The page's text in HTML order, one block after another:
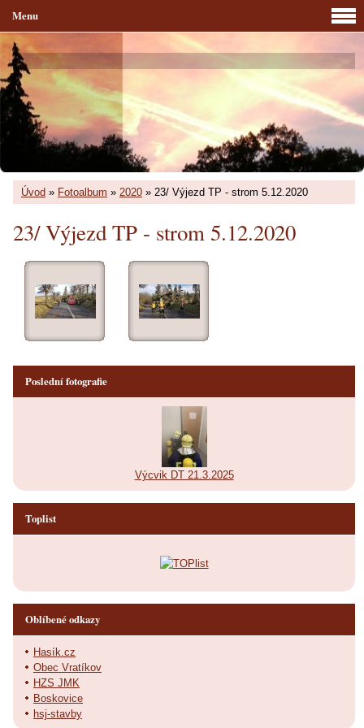
Úvod » Fotoalbum » 2020 » 23/ Výjezd TP - strom 5.12.2020
23/ Výjezd TP - strom 5.12.2020
Menu
Poslední fotografie
Výcvik DT 21.3.2025
Toplist
Oblíbené odkazy
Hasík.cz
Obec Vratíkov
HZS JMK
Boskovice
hsj-stavby